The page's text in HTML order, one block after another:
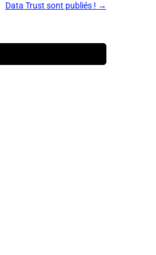
Data Trust sont publiés ! →